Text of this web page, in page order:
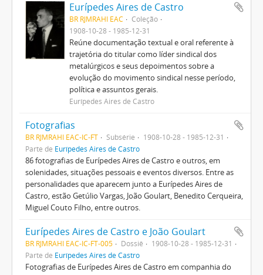
Eurípedes Aires de Castro
BR RJMRAHI EAC
Coleção
1908-10-28 - 1985-12-31
Reúne documentação textual e oral referente à
trajetória do titular como líder sindical dos
metalúrgicos e seus depoimentos sobre a
evolução do movimento sindical nesse período,
política e assuntos gerais.
Eurípedes Aires de Castro
Fotografias
BR RJMRAHI EAC-IC-FT Subsérie
1908-10-28 - 1985-12-31
Parte de Eurípedes Aires de Castro
86 fotografias de Eurípedes Aires de Castro e outros, em
solenidades, situações pessoais e eventos diversos. Entre as
personalidades que aparecem junto a Eurípedes Aires de
Castro, estão Getúlio Vargas, João Goulart, Benedito Cerqueira,
Miguel Couto Filho, entre outros.
Eurípedes Aires de Castro e João Goulart
BR RJMRAHI EAC-IC-FT-005 Dossiê
1908-10-28 - 1985-12-31
Parte de Eurípedes Aires de Castro
Fotografias de Eurípedes Aires de Castro em companhia do